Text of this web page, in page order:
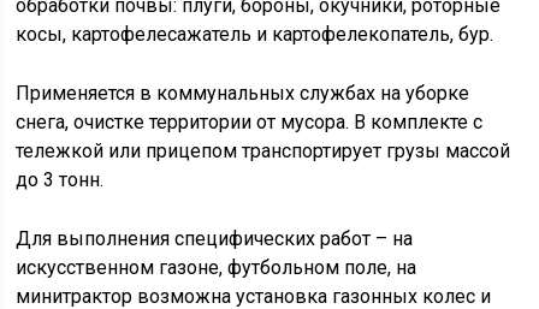
обработки почвы: плуги, бороны, окучники, роторные
косы, картофелесажатель и картофелекопатель, бур.
Применяется в коммунальных службах на уборке
снега, очистке территории от мусора. В комплекте с
тележкой или прицепом транспортирует грузы массой
до 3 тонн.
Для выполнения специфических работ – на
искусственном газоне, футбольном поле, на
минитрактор возможна установка газонных колес и